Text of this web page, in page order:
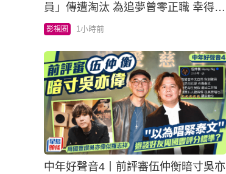
員」傳遭淘汰 為追夢曾零正職 幸得老
婆支持狂放閃
影視圈 1小時前
中年好聲音4丨前評審伍仲衡暗寸吳亦